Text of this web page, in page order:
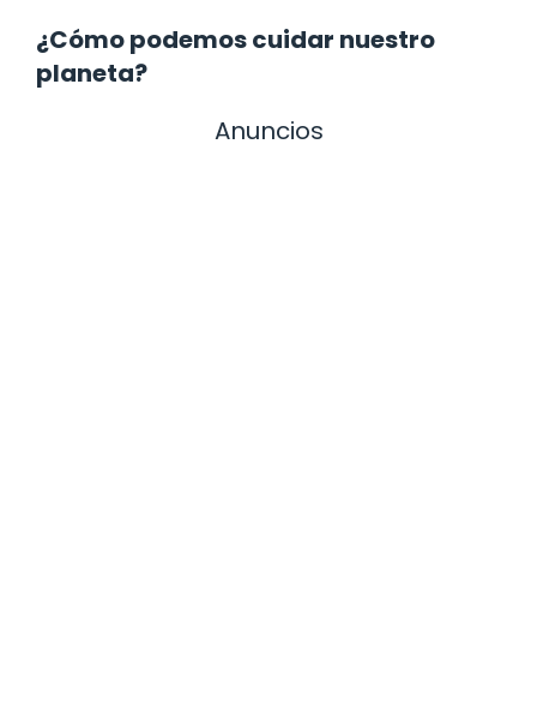
¿Cómo podemos cuidar nuestro
planeta?
Anuncios